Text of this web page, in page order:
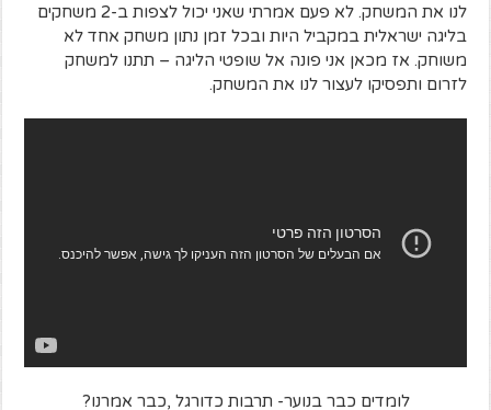
לנו את המשחק. לא פעם אמרתי שאני יכול לצפות ב-2 משחקים
בליגה ישראלית במקביל היות ובכל זמן נתון משחק אחד לא
משוחק. אז מכאן אני פונה אל שופטי הליגה – תתנו למשחק
לזרום ותפסיקו לעצור לנו את המשחק.
לומדים כבר בנוער- תרבות כדורגל ,כבר אמרנו?